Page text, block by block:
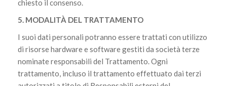
chiesto il consenso.
5. MODALITÀ DEL TRATTAMENTO
I suoi dati personali potranno essere trattati con utilizzo
di risorse hardware e software gestiti da società terze
nominate responsabili del Trattamento. Ogni
trattamento, incluso il trattamento effettuato dai terzi